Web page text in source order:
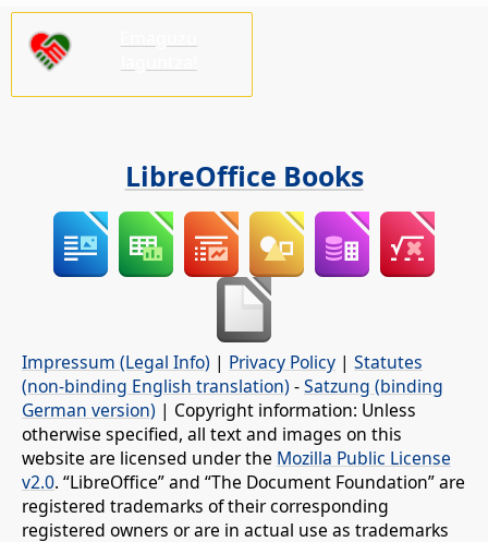
LibreOffice Books
Impressum (Legal Info) | Privacy Policy | Statutes
(non-binding English translation) -Satzung (binding
German version) | Copyright information: Unless
otherwise specified, all text and images on this
website are licensed under the Mozilla Public License
v2.0. “LibreOffice” and “The Document Foundation” are
registered trademarks of their corresponding
registered owners or are in actual use as trademarks